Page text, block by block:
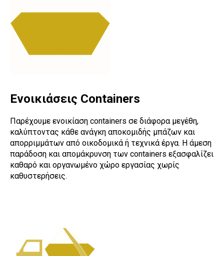
Ενοικιάσεις Containers
Παρέχουμε ενοικίαση containers σε διάφορα μεγέθη,
καλύπτοντας κάθε ανάγκη αποκομιδής μπάζων και
απορριμμάτων από οικοδομικά ή τεχνικά έργα. Η άμεση
παράδοση και απομάκρυνση των containers εξασφαλίζει
καθαρό και οργανωμένο χώρο εργασίας χωρίς
καθυστερήσεις.